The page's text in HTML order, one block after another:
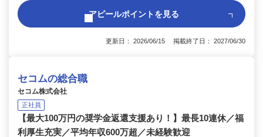
アピールポイントを見る
更新日： 2026/06/15 掲載終了日： 2027/06/30
セコムの総合職
セコム株式会社
正社員
【最大100万円の奨学金返還支援あり！】最長10連休／福
利厚生充実／平均年収600万超／未経験歓迎